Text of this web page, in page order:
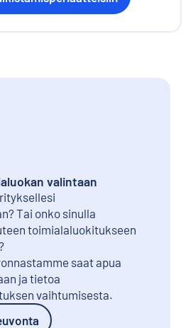
valintaan
Tai onko sinulla
toimialaluokitukseen
saat apua
ja tietoa
vaihtumisesta.